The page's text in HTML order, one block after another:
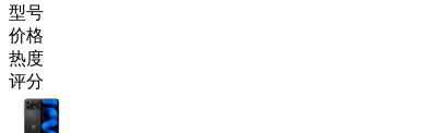
型号
价格
热度
评分